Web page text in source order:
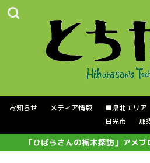
お知らせ メディア情報
■県北エリア
日光市
那
「ひばらさんの栃木探訪」アメ